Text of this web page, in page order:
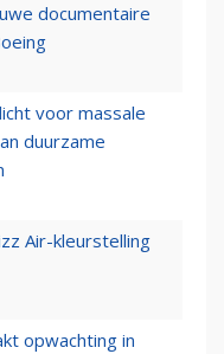
documentaire
voor massale
duurzame
Air-kleurstelling
opwachting in